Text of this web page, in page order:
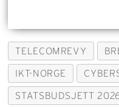
TELECOMREVY
IKT-NORGE
STATSBUDSJETT